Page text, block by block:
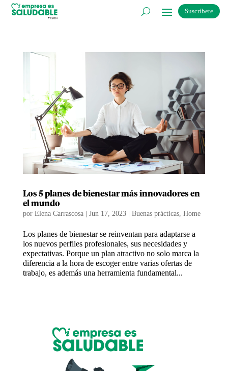
Suscríbete
Los 5 planes de bienestar más innovadores en
el mundo
por Elena Carrascosa| Jun 17, 2023| Buenas prácticas, Home
Los planes de bienestar se reinventan para adaptarse a
los nuevos perfiles profesionales, sus necesidades y
expectativas. Porque un plan atractivo no solo marca la
diferencia a la hora de escoger entre varias ofertas de
trabajo, es además una herramienta fundamental...